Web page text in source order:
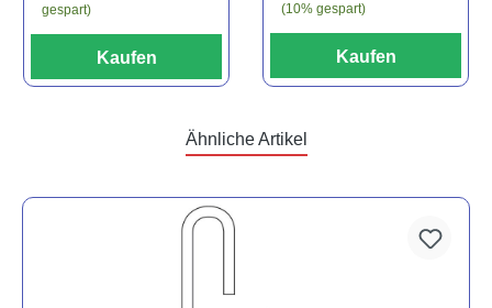
gespart)
Kaufen
(10% gespart)
Kaufen
Ähnliche Artikel